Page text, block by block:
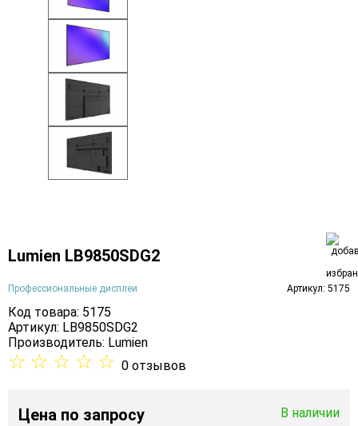
Lumien LB9850SDG2
Профессиональные дисплеи Артикул: 5175
Код товара: 5175
Артикул: LB9850SDG2
Производитель: Lumien
☆ ☆ ☆ ☆ ☆ 0 отзывов
Цена по запросу В наличии